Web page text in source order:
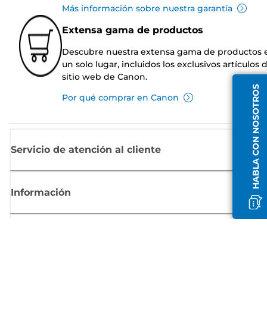
HABLA CON NOSOTROS
Más información sobre nuestra garantía
Extensa gama de productos
Descubre nuestra extensa gama de productos
un solo lugar, incluidos los exclusivos artículos
sitio web de Canon.
Por qué comprar en Canon
Servicio de atención al cliente
Información